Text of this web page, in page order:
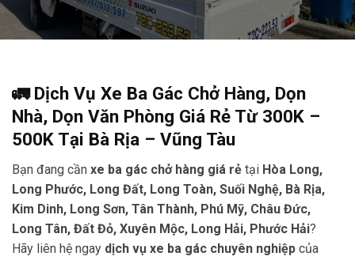
🚛 Dịch Vụ Xe Ba Gác Chở Hàng, Dọn
Nhà, Dọn Văn Phòng Giá Rẻ Từ 300K –
500K Tại Bà Rịa – Vũng Tàu
Bạn đang cần xe ba gác chở hàng giá rẻ tại Hòa Long,
Long Phước, Long Đất, Long Toàn, Suối Nghệ, Bà Rịa,
Kim Dinh, Long Sơn, Tân Thành, Phú Mỹ, Châu Đức,
Long Tân, Đất Đỏ, Xuyên Mộc, Long Hải, Phước Hải?
Hãy liên hệ ngay dịch vụ xe ba gác chuyên nghiệp của